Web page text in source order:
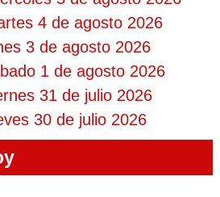
4 de agosto 2026
3 de agosto 2026
1 de agosto 2026
31 de julio 2026
30 de julio 2026